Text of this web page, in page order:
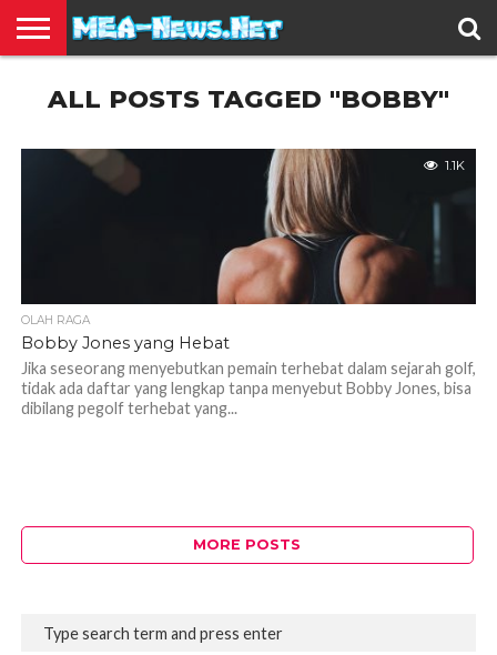
TERBARU
EDUKASI
HIBURAN
INSPIRASI
KESEHATAN
KULINER
OLAH
RAGA
OTOMOTIF
TRAVEL
JUAL
BELI
ALL POSTS TAGGED "BOBBY"
1.1K
OLAH RAGA
Bobby Jones yang Hebat
Jika seseorang menyebutkan pemain terhebat dalam sejarah golf,
tidak ada daftar yang lengkap tanpa menyebut Bobby Jones, bisa
dibilang pegolf terhebat yang...
MORE POSTS